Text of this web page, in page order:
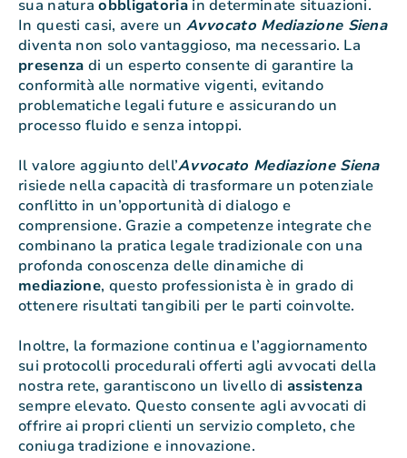
sua naturaobbligatoriain determinate situazioni.
In questi casi, avere un Avvocato Mediazione Siena
diventa non solo vantaggioso, ma necessario. La
presenza di un esperto consente di garantire la
conformità alle normative vigenti, evitando
problematiche legali future e assicurando un
processo fluido e senza intoppi.
Il valore aggiunto dell’Avvocato Mediazione Siena
risiede nella capacità di trasformare un potenziale
conflitto in un’opportunità di dialogo e
comprensione. Grazie a competenze integrate che
combinano la pratica legale tradizionale con una
profonda conoscenza delle dinamiche di
mediazione, questo professionista è in grado di
ottenere risultati tangibili per le parti coinvolte.
Inoltre, la formazione continua e l’aggiornamento
sui protocolli procedurali offerti agli avvocati della
nostra rete, garantiscono un livello di assistenza
sempre elevato. Questo consente agli avvocati di
offrire ai propri clienti un servizio completo, che
coniuga tradizione e innovazione.